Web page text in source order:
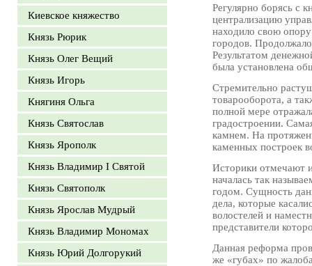
Киевское княжество
Князь Рюрик
Князь Олег Вещий
Князь Игорь
Княгиня Ольга
Князь Святослав
Князь Ярополк
Князь Владимир I Святой
Князь Святополк
Князь Ярослав Мудрый
Князь Владимир Мономах
Князь Юрий Долгорукий
Регулярно борясь с
централизацию
находило свою
городов.
Результатом
была установлена
Стремительно
товарооборота, а
полной мере
градостроении.
камнем. На
каменных построек
Историки отмечают
началась так
годом. Сущность
дела, которые
волостелей и
представители
Данная реформа
же «губах» по